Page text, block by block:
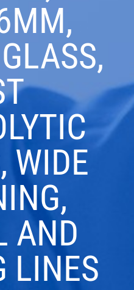
WIDE
AND
LINES